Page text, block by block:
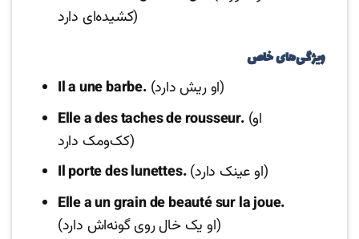
کشیده‌ای دارد)
ویژگی‌های خاص
Il a une barbe.
(او ریش دارد)
Elle a des taches de rousseur.(او
کک‌ومک دارد)
Il porte des lunettes.
(او عینک دارد)
Elle a un grain de beauté sur la joue.
(او یک خال روی گونه‌اش دارد)